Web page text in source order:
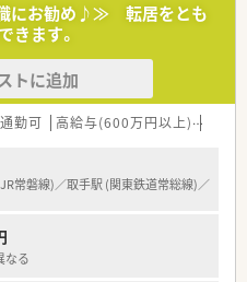
職にお勧め♪≫ 転居をとも
きます。
トに追加
勤可 高給与(600万円以上)
常磐線)／取手駅 (関東鉄道常総線)／
なる